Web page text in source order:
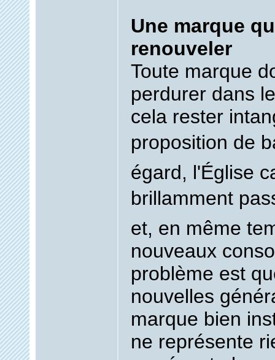
Une marque
renouveler
Toute marque
perdurer dans
cela rester
proposition de
égard, l'Église
brillamment
et, en même
nouveaux
problème est
nouvelles
marque bien
ne représente